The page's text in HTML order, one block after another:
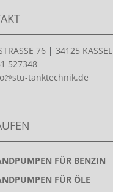
76 | 34125 KASSEL
527348
tanktechnik.de
FÜR BENZIN
FÜR ÖLE